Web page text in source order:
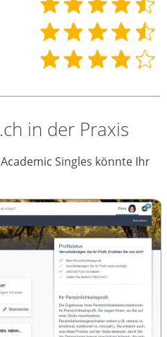
in der Praxis
Singles könnte Ihr